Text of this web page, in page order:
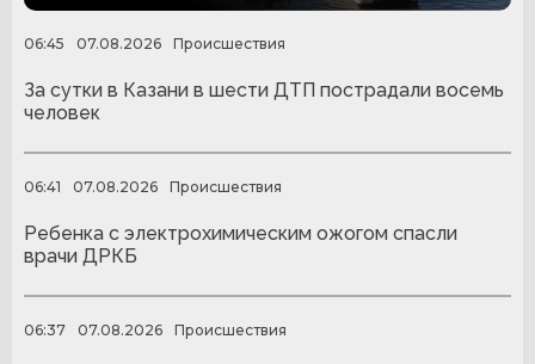
06:45 07.08.2026 Происшествия
За сутки в Казани в шести ДТП пострадали восемь
человек
06:41 07.08.2026 Происшествия
Ребенка с электрохимическим ожогом спасли
врачи ДРКБ
06:37 07.08.2026 Происшествия